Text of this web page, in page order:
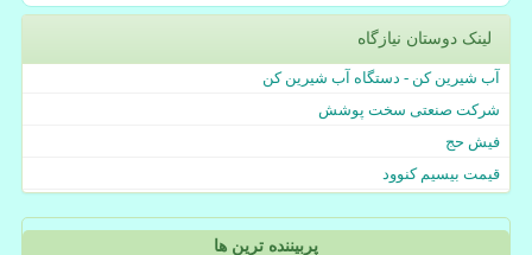
لینک دوستان نیازگاه
آب شیرین کن - دستگاه آب شیرین کن
شرکت صنعتی سخت پوشش
فیش حج
قیمت بیسیم کنوود
پربیننده ترین ها